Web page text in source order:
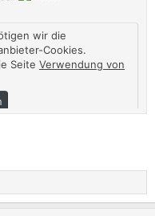
wir die
Cookies.
Seite Verwendung von